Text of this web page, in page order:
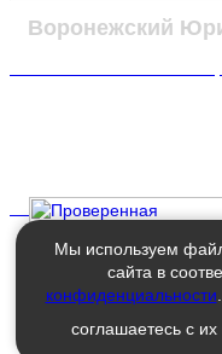
Воронежский
Мы используем
сайта в
конфиденциальности
соглашаетесь с